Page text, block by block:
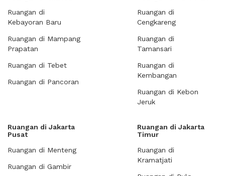
Ruangan di
Kebayoran Baru
Ruangan di Mampang
Prapatan
Ruangan di Tebet
Ruangan di Pancoran
Ruangan di
Cengkareng
Ruangan di
Tamansari
Ruangan di
Kembangan
Ruangan di Kebon
Jeruk
Ruangan di Jakarta
Pusat
Ruangan di Menteng
Ruangan di Gambir
Ruangan di Jakarta
Timur
Ruangan di
Kramatjati